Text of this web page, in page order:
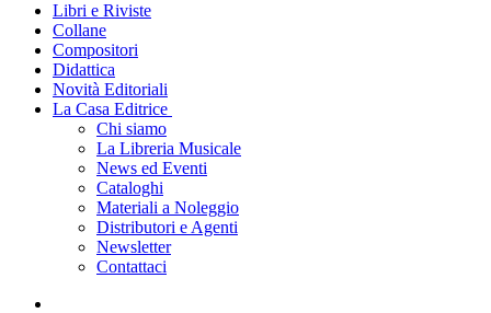
Libri e Riviste
Collane
Compositori
Didattica
Novità Editoriali
La Casa Editrice
Chi siamo
La Libreria Musicale
News ed Eventi
Cataloghi
Materiali a Noleggio
Distributori e Agenti
Newsletter
Contattaci